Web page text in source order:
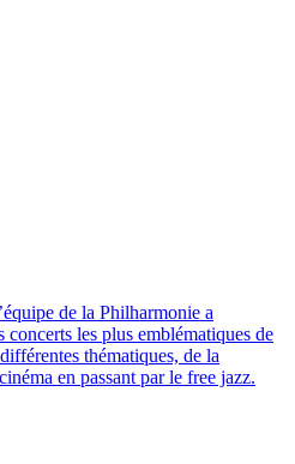
de la Philharmonie a
concerts les plus emblématiques de
thématiques, de la
en passant par le free jazz.